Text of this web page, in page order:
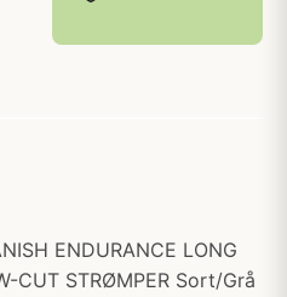
ENDURANCE LONG
CUT STRØMPER Sort/Grå